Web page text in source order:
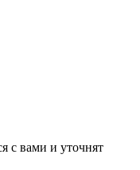
с вами и уточнят